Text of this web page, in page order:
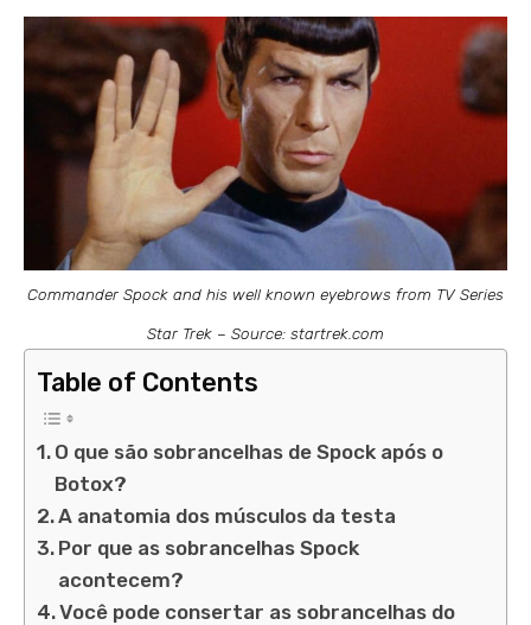
Commander Spock and his well known eyebrows from TV Series
Star Trek – Source: startrek.com
Table of Contents
O que são sobrancelhas de Spock após o
Botox?
A anatomia dos músculos da testa
Por que as sobrancelhas Spock
acontecem?
Você pode consertar as sobrancelhas do